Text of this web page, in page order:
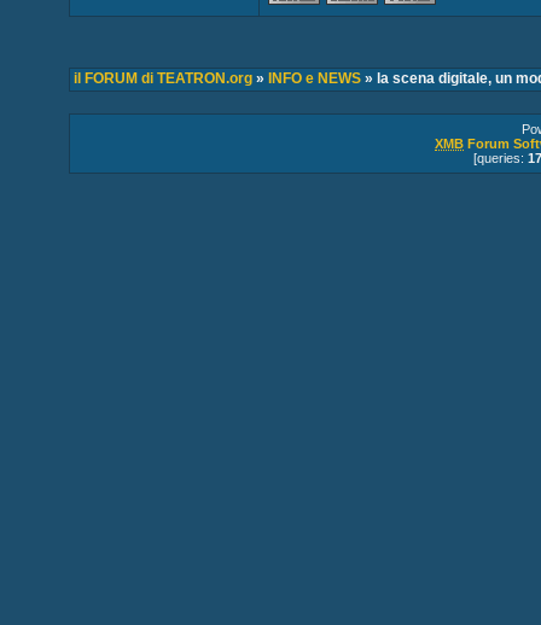
il FORUM di TEATRON.org» INFO e NEWS» la scena digitale, un
XMB Forum
[queries: 17